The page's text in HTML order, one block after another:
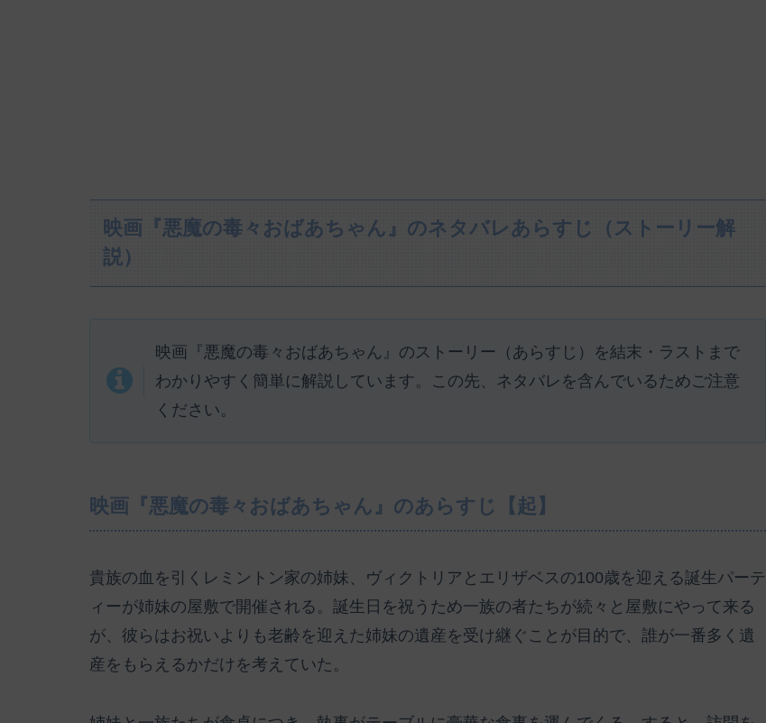
映画『悪魔の毒々おばあちゃん』のネタバレあらすじ（ストーリー解
説）
映画『悪魔の毒々おばあちゃん』のストーリー（あらすじ）を結末・ラストまで
わかりやすく簡単に解説しています。この先、ネタバレを含んでいるためご注意
ください。
映画『悪魔の毒々おばあちゃん』のあらすじ【起】
貴族の血を引くレミントン家の姉妹、ヴィクトリアとエリザベスの100歳を迎える誕生パーテ
ィーが姉妹の屋敷で開催される。誕生日を祝うため一族の者たちが続々と屋敷にやって来る
が、彼らはお祝いよりも老齢を迎えた姉妹の遺産を受け継ぐことが目的で、誰が一番多く遺
産をもらえるかだけを考えていた。